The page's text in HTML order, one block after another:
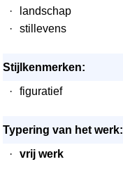
·
landschap
·
stillevens
Stijlkenmerken:
·
figuratief
Typering van het werk:
·
vrij werk